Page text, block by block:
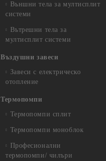
Външни тела за мултисплит
системи
Вътрешни тела за
мултисплит системи
Въздушни завеси
Завеси с електрическо
отопление
Термопомпи
Термопомпи сплит
Термопомпи моноблок
Професионални
термопомпи/ чилъри